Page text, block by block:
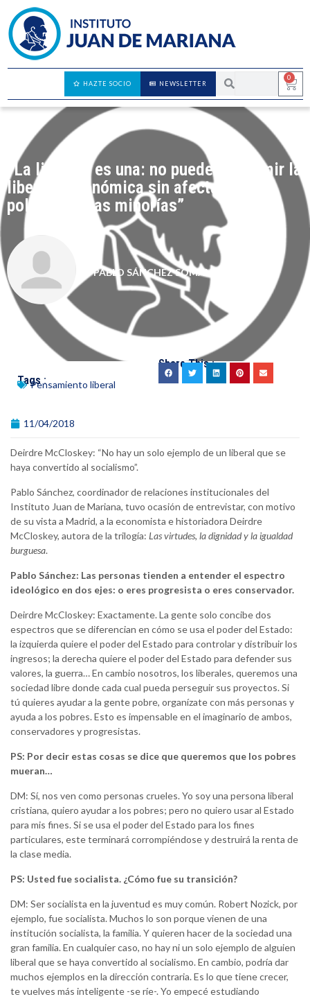
0
NEWSLETTER
HAZTE SOCIO
“La libertad es una: no puedes suprimir la
libertad económica sin afectar a la
política y a las minorías”
PABLO SÁNCHEZ SOMANA
Tags :Pensamiento liberal
Share This :
11/04/2018
Deirdre McCloskey: “No hay un solo ejemplo de un liberal que se
haya convertido al socialismo”.
Pablo Sánchez, coordinador de relaciones institucionales del
Instituto Juan de Mariana, tuvo ocasión de entrevistar, con motivo
de su vista a Madrid, a la economista e historiadora Deirdre
McCloskey, autora de la trilogía: Las virtudes, la dignidad y la igualdad
burguesa.
Pablo Sánchez: Las personas tienden a entender el espectro
ideológico en dos ejes: o eres progresista o eres conservador.
Deirdre McCloskey: Exactamente. La gente solo concibe dos
espectros que se diferencian en cómo se usa el poder del Estado:
la izquierda quiere el poder del Estado para controlar y distribuir los
ingresos; la derecha quiere el poder del Estado para defender sus
valores, la guerra… En cambio nosotros, los liberales, queremos una
sociedad libre donde cada cual pueda perseguir sus proyectos. Si
tú quieres ayudar a la gente pobre, organízate con más personas y
ayuda a los pobres. Esto es impensable en el imaginario de ambos,
conservadores y progresistas.
PS: Por decir estas cosas se dice que queremos que los pobres
mueran…
DM: Sí, nos ven como personas crueles. Yo soy una persona liberal
cristiana, quiero ayudar a los pobres; pero no quiero usar al Estado
para mis fines. Si se usa el poder del Estado para los fines
particulares, este terminará corrompiéndose y destruirá la renta de
la clase media.
PS: Usted fue socialista. ¿Cómo fue su transición?
DM: Ser socialista en la juventud es muy común. Robert Nozick, por
ejemplo, fue socialista. Muchos lo son porque vienen de una
institución socialista, la familia. Y quieren hacer de la sociedad una
gran familia. En cualquier caso, no hay ni un solo ejemplo de alguien
liberal que se haya convertido al socialismo. En cambio, podría dar
muchos ejemplos en la dirección contraria. Es lo que tiene crecer,
te vuelves más inteligente -se ríe-. Yo empecé estudiando